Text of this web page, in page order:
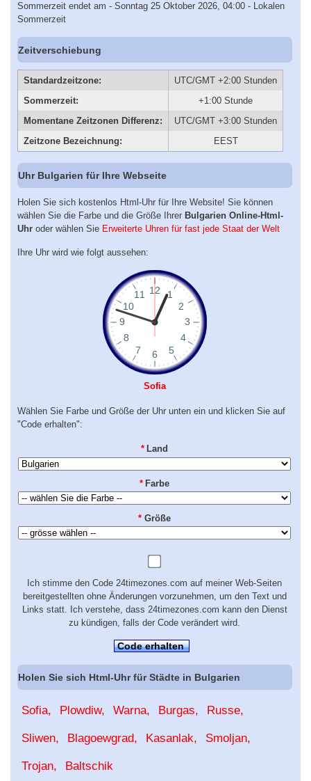
Sommerzeit endet am - Sonntag 25 Oktober 2026, 04:00 - Lokalen
Sommerzeit
Zeitverschiebung
Standardzeitzone:
UTC/GMT +2:00 Stunden
Sommerzeit:
+1:00 Stunde
Momentane Zeitzonen Differenz:
UTC/GMT +3:00 Stunden
Zeitzone Bezeichnung:
EEST
Uhr Bulgarien für Ihre Webseite
Holen Sie sich kostenlos Html-Uhr für Ihre Website! Sie können
wählen Sie die Farbe und die Größe Ihrer Bulgarien Online-Html-
Uhr oder wählen Sie Erweiterte Uhren für fast jede Staat der Welt
Ihre Uhr wird wie folgt aussehen:
Sofia
Wählen Sie Farbe und Größe der Uhr unten ein und klicken Sie auf
"Code erhalten":
* Land
* Farbe
* Größe
Ich stimme den Code 24timezones.com auf meiner Web-Seiten
bereitgestellten ohne Änderungen vorzunehmen, um den Text und
Links statt. Ich verstehe, dass 24timezones.com kann den Dienst
zu kündigen, falls der Code verändert wird.
Code erhalten
Holen Sie sich Html-Uhr für Städte in Bulgarien
Sofia Plowdiw Warna Burgas Russe
Sliwen Blagoewgrad Kasanlak Smoljan
Trojan Baltschik